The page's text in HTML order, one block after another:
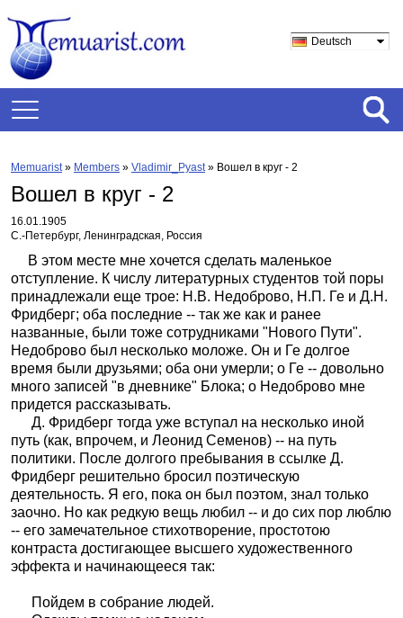
Deutsch
Memuarist» Members » Vladimir_Pyast» Вошел в круг - 2
Вошел в круг - 2
16.01.1905
С.-Петербург, Ленинградская, Россия
В этом месте мне хочется сделать маленькое
отступление. К числу литературных студентов той поры
принадлежали еще трое: Н.В. Недоброво, Н.П. Ге и Д.Н.
Фридберг; оба последние -- так же как и ранее
названные, были тоже сотрудниками "Нового Пути".
Недоброво был несколько моложе. Он и Ге долгое
время были друзьями; оба они умерли; о Ге -- довольно
много записей "в дневнике" Блока; о Недоброво мне
придется рассказывать.
Д. Фридберг тогда уже вступал на несколько иной
путь (как, впрочем, и Леонид Семенов) -- на путь
политики. После долгого пребывания в ссылке Д.
Фридберг решительно бросил поэтическую
деятельность. Я его, пока он был поэтом, знал только
заочно. Но как редкую вещь любил -- и до сих пор люблю
-- его замечательное стихотворение, простотою
контраста достигающее высшего художественного
эффекта и начинающееся так:
Пойдем в собрание людей.